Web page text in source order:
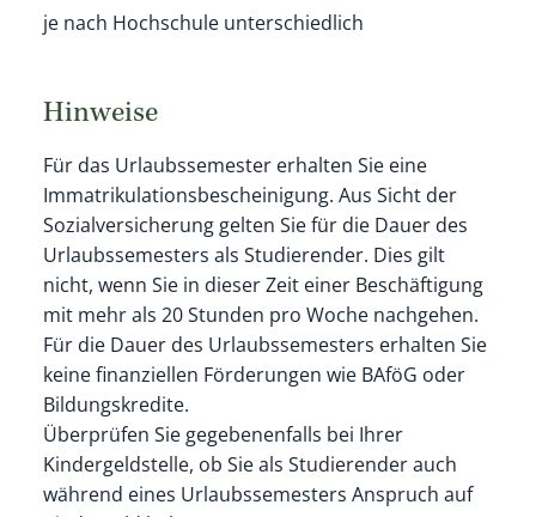
je nach Hochschule unterschiedlich
Hinweise
Für das Urlaubssemester erhalten Sie eine
Immatrikulationsbescheinigung. Aus Sicht der
Sozialversicherung gelten Sie für die Dauer des
Urlaubssemesters als Studierender. Dies gilt
nicht, wenn Sie in dieser Zeit einer Beschäftigung
mit mehr als 20 Stunden pro Woche nachgehen.
Für die Dauer des Urlaubssemesters erhalten Sie
keine finanziellen Förderungen wie BAföG oder
Bildungskredite.
Überprüfen Sie gegebenenfalls bei Ihrer
Kindergeldstelle, ob Sie als Studierender auch
während eines Urlaubssemesters Anspruch auf